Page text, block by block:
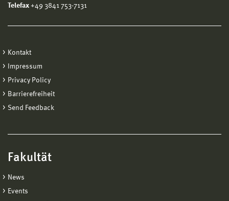
Telefax +49 3841 753-7131
Kontakt
Impressum
Privacy Policy
Barrierefreiheit
Send Feedback
Fakultät
News
Events